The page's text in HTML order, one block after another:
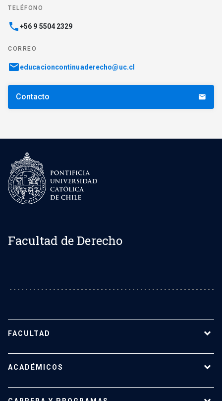
TELÉFONO
phone+56 9 5504 2329
CORREO
emaileducacioncontinuaderecho@uc.cl
Contacto email
Facultad de Derecho
FACULTAD
Representantes estudiantiles
ACADÉMICOS